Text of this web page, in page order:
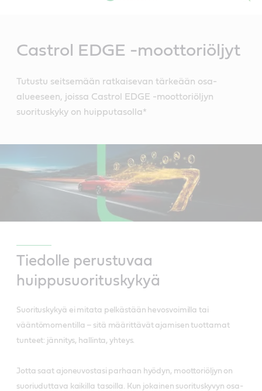
Castrol EDGE -moottoriöljyt
Tutustu seitsemään ratkaisevan tärkeään osa-
alueeseen, joissa Castrol EDGE -moottoriöljyn
suorituskyky on huipputasolla*
Tiedolle perustuvaa
huippusuorituskykyä
Suorituskykyä ei mitata pelkästään hevosvoimilla tai
vääntömomentilla – sitä määrittävät ajamisen tuottamat
tunteet: jännitys, hallinta, yhteys.
Jotta saat ajoneuvostasi parhaan hyödyn, moottoriöljyn on
suoriuduttava kaikilla tasoilla. Kun jokainen suorituskyvyn osa-